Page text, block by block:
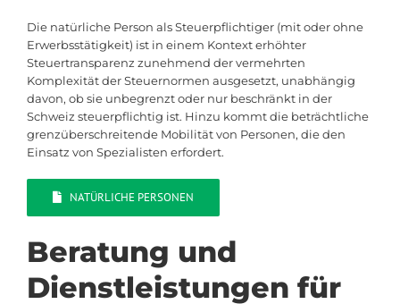
Die natürliche Person als Steuerpflichtiger (mit oder ohne
Erwerbsstätigkeit) ist in einem Kontext erhöhter
Steuertransparenz zunehmend der vermehrten
Komplexität der Steuernormen ausgesetzt, unabhängig
davon, ob sie unbegrenzt oder nur beschränkt in der
Schweiz steuerpflichtig ist. Hinzu kommt die beträchtliche
grenzüberschreitende Mobilität von Personen, die den
Einsatz von Spezialisten erfordert.
NATÜRLICHE PERSONEN
Beratung und
Dienstleistungen für